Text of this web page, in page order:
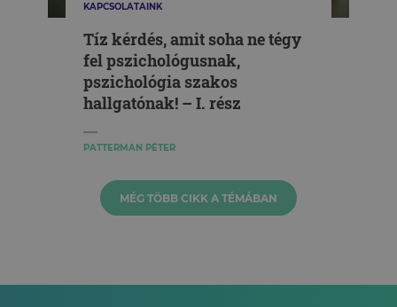
KAPCSOLATAINK
Tíz kérdés, amit soha ne tégy
fel pszichológusnak,
pszichológia szakos
hallgatónak! – I. rész
PATTERMAN PÉTER
MÉG TÖBB CIKK A TÉMÁBAN